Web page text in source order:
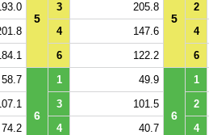
5 5
3 205.8
2
4 147.6
4
6 122.2 6
58.7
6
1 49.9
6
1
3 101.5
2
74.2 4 40.7
4